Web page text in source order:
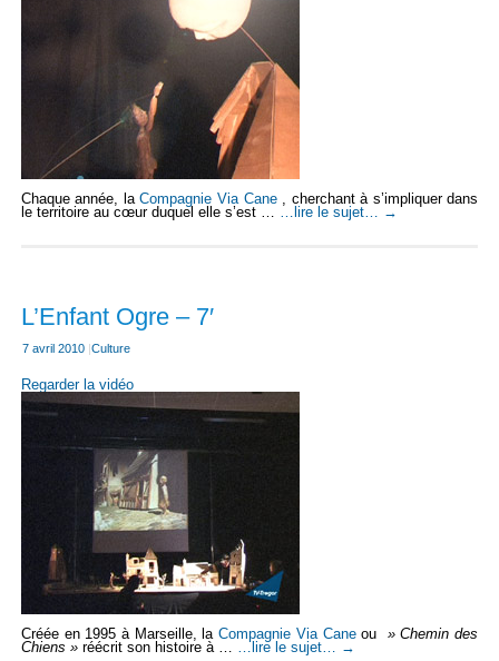
Chaque année, laCompagnie Via Cane, cherchant à s’impliquer dans
le territoire au cœur duquel elle s’est … …lire le sujet… →
L’Enfant Ogre – 7′
7 avril 2010 |Culture
Regarder la vidéo
Créée en 1995 à Marseille, laCompagnie Via Caneou
» Chemin des
Chiens »réécrit son histoire à … …lire le sujet… →